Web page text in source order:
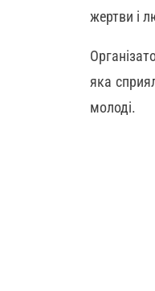
жертви і
яка
молоді.